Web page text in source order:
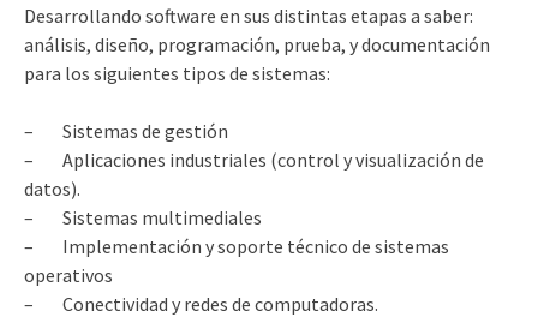
Desarrollando software en sus distintas etapas a saber:
análisis, diseño, programación, prueba, y documentación
para los siguientes tipos de sistemas:
– Sistemas de gestión
– Aplicaciones industriales (control y visualización de
datos).
– Sistemas multimediales
– Implementación y soporte técnico de sistemas
operativos
– Conectividad y redes de computadoras.